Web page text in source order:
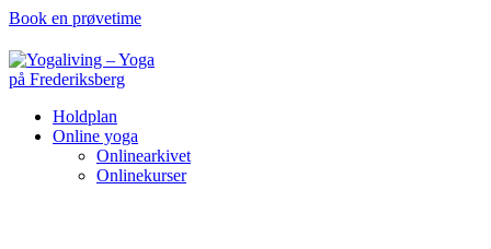
Book en prøvetime
Holdplan
Online yoga
Onlinearkivet
Onlinekurser